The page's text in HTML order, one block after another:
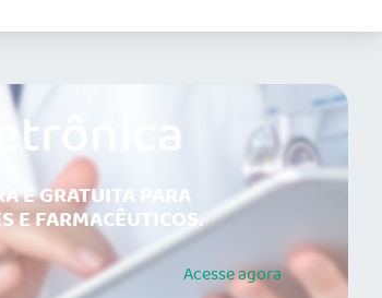
E GRATUITA PARA
E FARMACÊUTICOS.
Acesseagora